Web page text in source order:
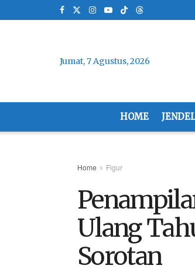
Jumat, 7 Agustus, 2026
HOME
Home Figur
Ulang
Sorotan